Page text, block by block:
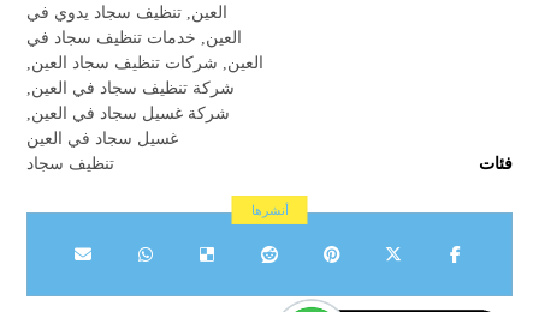
العين تنظيف سجاد يدوي في
العين
خدمات تنظيف سجاد في
العين
شركات تنظيف سجاد العين
شركة تنظيف سجاد في العين
شركة غسيل سجاد في العين
غسيل سجاد في العين
فئات
تنظيف سجاد